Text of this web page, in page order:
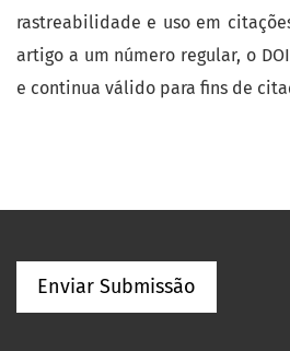
rastreabilidade e uso em
artigo a um número regular, o
e continua válido para fins de
Enviar Submissão